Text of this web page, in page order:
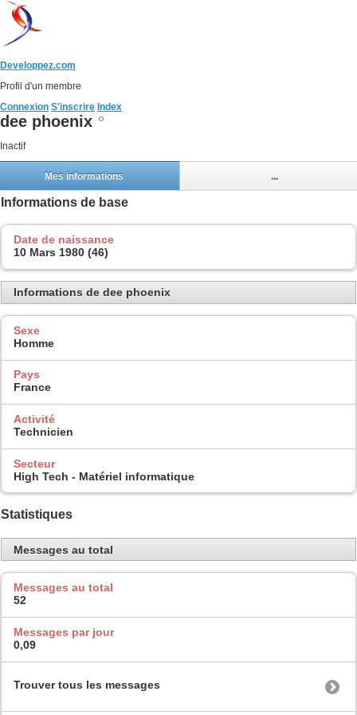
Developpez.com
Profil d'un membre
Connexion S'inscrire Index
dee phoenix
Inactif
Mes informations ...
Informations de base
Date de naissance
10 Mars 1980 (46)
Informations de dee phoenix
Sexe
Homme
Pays
France
Activité
Technicien
Secteur
High Tech - Matériel informatique
Statistiques
Messages au total
Messages au total
52
Messages par jour
0,09
Trouver tous les messages